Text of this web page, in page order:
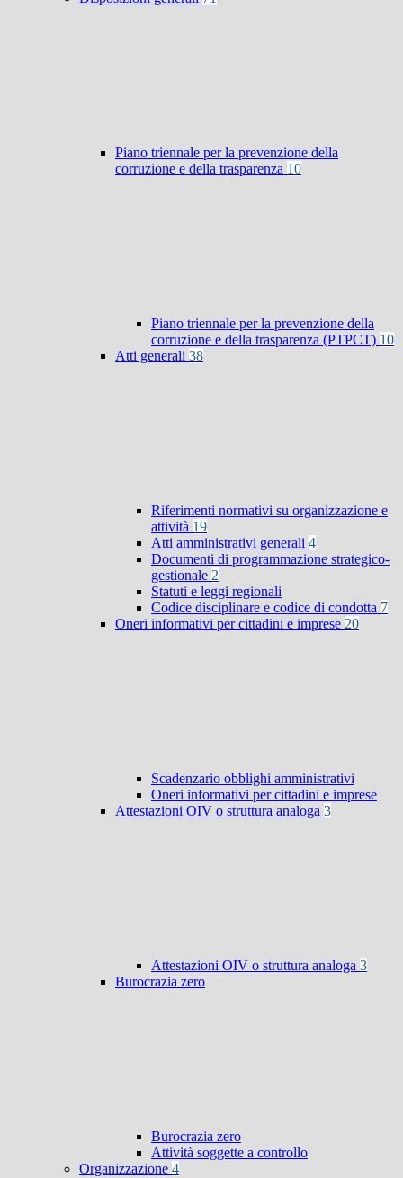
Piano triennale per la prevenzione della
corruzione e della trasparenza 10
Piano triennale per la prevenzione della
corruzione e della trasparenza (PTPCT) 10
Atti generali 38
Riferimenti normativi su organizzazione e
attività 19
Atti amministrativi generali 4
Documenti di programmazione strategico-
gestionale 2
Statuti e leggi regionali
Codice disciplinare e codice di condotta 7
Oneri informativi per cittadini e imprese 20
Scadenzario obblighi amministrativi
Oneri informativi per cittadini e imprese
Attestazioni OIV o struttura analoga 3
Attestazioni OIV o struttura analoga 3
Burocrazia zero
Burocrazia zero
Attività soggette a controllo
Organizzazione 4